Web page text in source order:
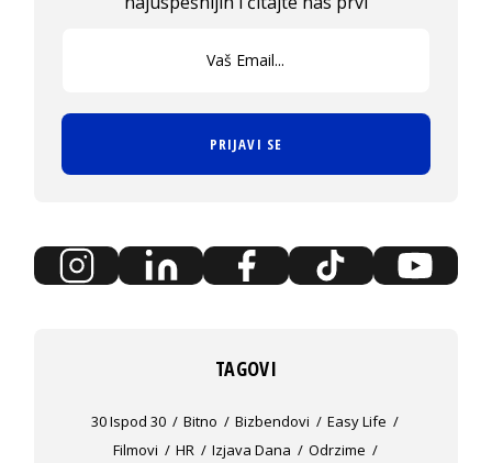
PRIJAVI SE
TAGOVI
30 Ispod 30 Bitno Bizbendovi
Easy Life
Filmovi
HR Izjava Dana
Odrzime